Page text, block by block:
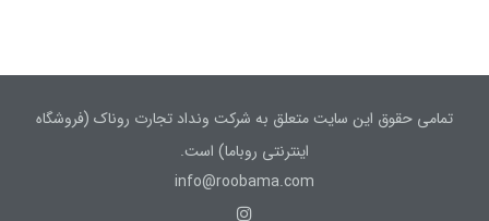
تمامی حقوق این سایت متعلق به شرکت ونداد تجارت روناک (فروشگاه
اینترنتی روباما) است.
info@roobama.com